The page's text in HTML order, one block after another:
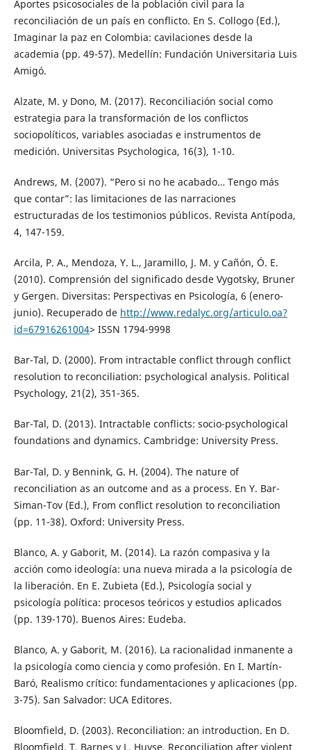
Aportes psicosociales de la población civil para la
reconciliación de un país en conflicto. En S. Collogo (Ed.),
Imaginar la paz en Colombia: cavilaciones desde la
academia (pp. 49-57). Medellín: Fundación Universitaria Luis
Amigó.
Alzate, M. y Dono, M. (2017). Reconciliación social como
estrategia para la transformación de los conflictos
sociopolíticos, variables asociadas e instrumentos de
medición. Universitas Psychologica, 16(3), 1-10.
Andrews, M. (2007). “Pero si no he acabado… Tengo más
que contar”: las limitaciones de las narraciones
estructuradas de los testimonios públicos. Revista Antípoda,
4, 147-159.
Arcila, P. A., Mendoza, Y. L., Jaramillo, J. M. y Cañón, Ó. E.
(2010). Comprensión del significado desde Vygotsky, Bruner
y Gergen. Diversitas: Perspectivas en Psicología, 6 (enero-
junio). Recuperado de http://www.redalyc.org/articulo.oa?
id=67916261004> ISSN 1794-9998
Bar-Tal, D. (2000). From intractable conflict through conflict
resolution to reconciliation: psychological analysis. Political
Psychology, 21(2), 351-365.
Bar-Tal, D. (2013). Intractable conflicts: socio-psychological
foundations and dynamics. Cambridge: University Press.
Bar-Tal, D. y Bennink, G. H. (2004). The nature of
reconciliation as an outcome and as a process. En Y. Bar-
Siman-Tov (Ed.), From conflict resolution to reconciliation
(pp. 11-38). Oxford: University Press.
Blanco, A. y Gaborit, M. (2014). La razón compasiva y la
acción como ideología: una nueva mirada a la psicología de
la liberación. En E. Zubieta (Ed.), Psicología social y
psicología política: procesos teóricos y estudios aplicados
(pp. 139-170). Buenos Aires: Eudeba.
Blanco, A. y Gaborit, M. (2016). La racionalidad inmanente a
la psicología como ciencia y como profesión. En I. Martín-
Baró, Realismo crítico: fundamentaciones y aplicaciones (pp.
3-75). San Salvador: UCA Editores.
Bloomfield, D. (2003). Reconciliation: an introduction. En D.
Bloomfield, T. Barnes y L. Huyse, Reconciliation after violent